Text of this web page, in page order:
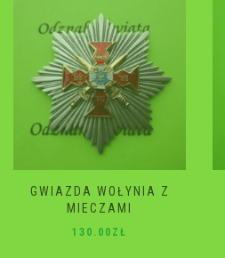
KRZYŻ ZA RATOWANIE
GINĄCYCH STRAŻ
POŻARNA